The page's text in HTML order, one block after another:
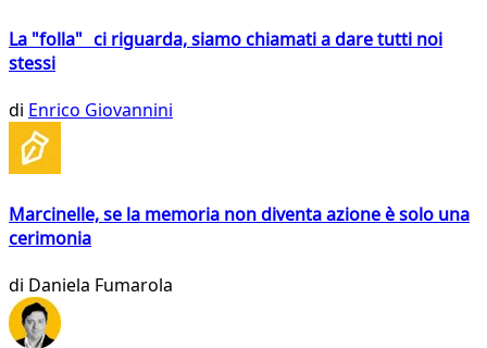
La "folla" ci riguarda, siamo chiamati a dare tutti noi
stessi
di Enrico Giovannini
Marcinelle, se la memoria non diventa azione è solo una
cerimonia
di Daniela Fumarola